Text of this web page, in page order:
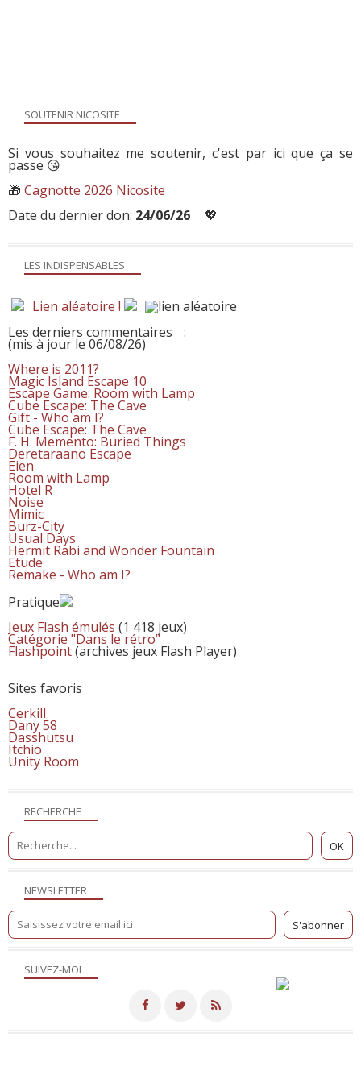
NEWSLETTER
SUIVEZ-MOI
RECHERCHE
LES INDISPENSABLES
Lien aléatoire !
Les derniers commentaires
:
(mis à jour le 06/08/26)
Where is 2011?
Magic Island Escape 10
Escape Game: Room with Lamp
Cube Escape: The Cave
Gift - Who am I?
Cube Escape: The Cave
F. H. Memento: Buried Things
Deretaraano Escape
Eien
Room with Lamp
Hotel R
Noise
Mimic
Burz-City
Usual Days
Hermit Rabi and Wonder Fountain
Etude
Remake - Who am I?
Pratique
Jeux Flash émulés (1 418 jeux)
Catégorie "Dans le rétro"
Flashpoint(archives jeux Flash Player)
Sites favoris
Cerkill
Dany 58
Dasshutsu
Itchio
Unity Room
SOUTENIR NICOSITE
Si vous souhaitez me soutenir, c'est par ici que ça se
passe 😘
🎁 Cagnotte 2026 Nicosite
Date du dernier don: 24/06/26 💖